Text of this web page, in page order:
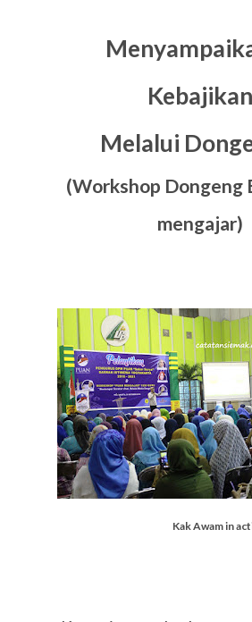
Kebajikan
Melalui
(Workshop Dongeng
mengajar)
Kak Awam in